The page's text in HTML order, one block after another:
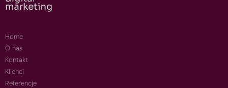
Home
O nas
Kontakt
Klienci
Referencje